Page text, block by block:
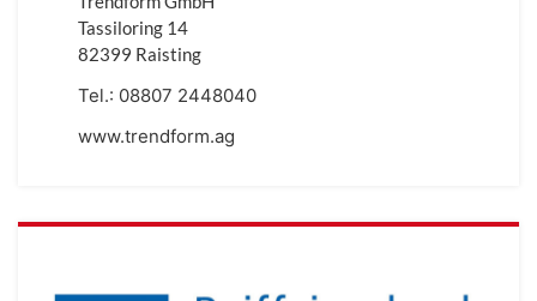
Tassiloring 14
82399 Raisting
Tel.: 08807 2448040
www.trendform.ag